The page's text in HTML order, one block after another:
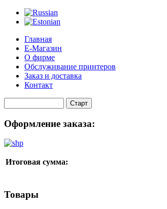
Главная
Е-Магазин
О фирме
Обслуживание принтеров
Заказ и доставка
Контакт
Оформление заказа:
Итоговая сумма:
Товары